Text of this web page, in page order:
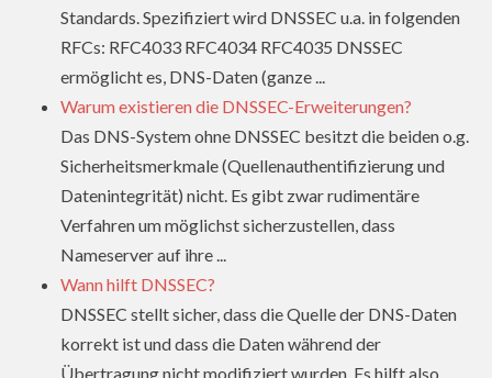
Standards. Spezifiziert wird DNSSEC u.a. in folgenden
RFCs: RFC4033 RFC4034 RFC4035 DNSSEC
ermöglicht es, DNS-Daten (ganze ...
Warum existieren die DNSSEC-Erweiterungen?
Das DNS-System ohne DNSSEC besitzt die beiden o.g.
Sicherheitsmerkmale (Quellenauthentifizierung und
Datenintegrität) nicht. Es gibt zwar rudimentäre
Verfahren um möglichst sicherzustellen, dass
Nameserver auf ihre ...
Wann hilft DNSSEC?
DNSSEC stellt sicher, dass die Quelle der DNS-Daten
korrekt ist und dass die Daten während der
Übertragung nicht modifiziert wurden. Es hilft also